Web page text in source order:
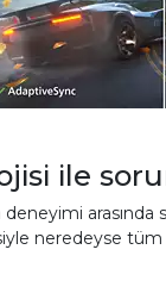
ile
arasında
neredeyse tüm